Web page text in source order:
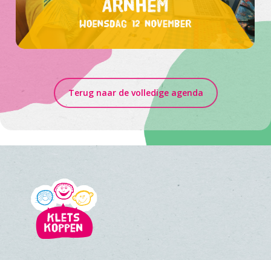
Terug naar de volledige agenda